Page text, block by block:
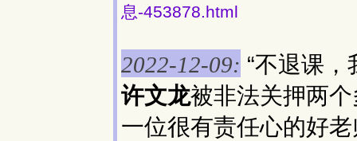
息-453878.html
2022-12-09: “不退课，
许文龙被非法关押两
一位很有责任心的好